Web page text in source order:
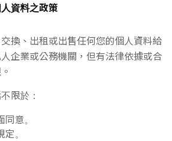
資料之政策
換、出租或出售任何您的個人資料給
企業或公務機關，但有法律依據或合
限於：
意。
。